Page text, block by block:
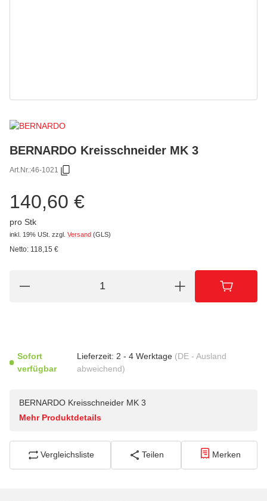
BERNARDO Kreisschneider MK 3
Art.Nr.:46-1021
140,60 €
pro Stk
inkl. 19% USt. zzgl. Versand (GLS)
Netto: 118,15 €
Sofort
verfügbar
Lieferzeit: 2 - 4 Werktage (DE - Ausland
abweichend)
BERNARDO Kreisschneider MK 3
Mehr Produktdetails
Vergleichsliste Teilen Merken